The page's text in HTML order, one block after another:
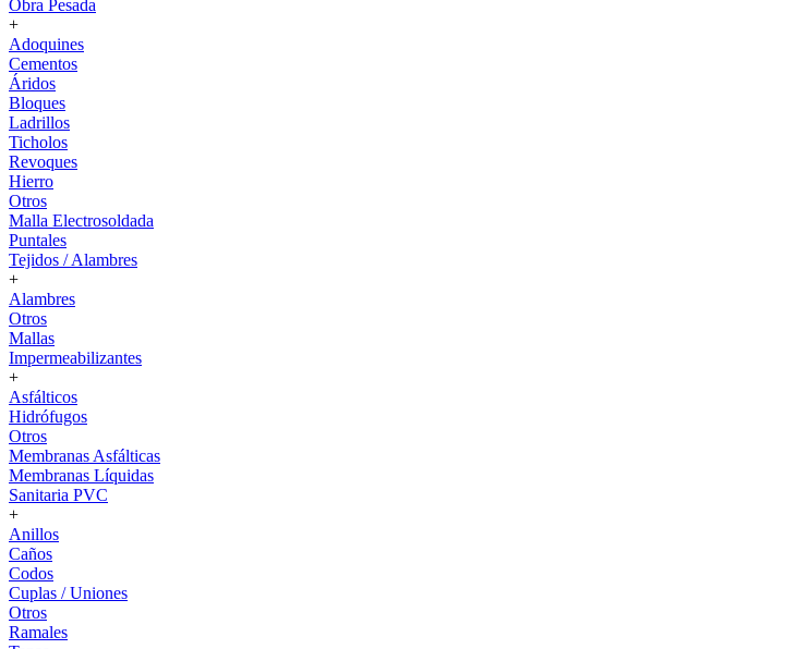
Obra Pesada
+
Adoquines
Cementos
Áridos
Bloques
Ladrillos
Ticholos
Revoques
Hierro
Otros
Malla Electrosoldada
Puntales
Tejidos / Alambres
+
Alambres
Otros
Mallas
Impermeabilizantes
+
Asfálticos
Hidrófugos
Otros
Membranas Asfálticas
Membranas Líquidas
Sanitaria PVC
+
Anillos
Caños
Codos
Cuplas / Uniones
Otros
Ramales